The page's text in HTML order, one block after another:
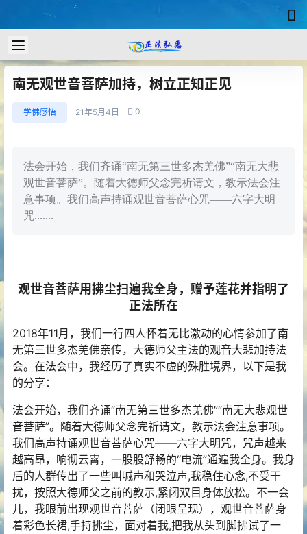
南无观世音菩萨加持，树立正知正见
学佛感悟 21年5月4日 0
法会开始，我们齐诵“南无第三世多杰羌佛”“南无大悲
观世音菩萨”。随着大德师父念完祈请文，教示法会注
意事项。我们高声持诵观世音菩萨心咒——六字大明
咒.......
观世音菩萨用拂尘扫遍我全身，赠予莲花并指明了
正法所在
2018年11月，我们一行四人怀着无比激动的心情参加了南
无第三世多杰羌佛亲传，大德师父主法的观音大悲加持法
会。在法会中，我经历了真实不虚的殊胜境界，以下是我
的分享：
法会开始，我们齐诵“南无第三世多杰羌佛”“南无大悲观世
音菩萨”。随着大德师父念完祈请文，教示法会注意事项。
我们高声持诵观世音菩萨心咒——六字大明咒，咒声越来
越高昂，响彻云霄，一股股舒畅的“电流”通遍我全身。我身
后的人群传出了一些叫喊声和哭泣声,我稳住心念,不受干
扰，按照大德师父之前的教示,紧闭双目身体放松。不一会
儿，我眼前出现观世音菩萨（闭眼呈现），观世音菩萨身
着彩色长裙,手持拂尘，面对着我,把我从头到脚拂试了一